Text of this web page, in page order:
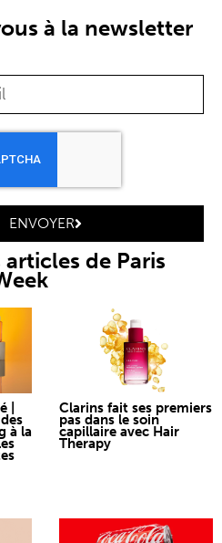
à la newsletter
ENVOYER
articles de Paris
|
à la
Clarins fait ses premiers
pas dans le soin
capillaire avec Hair
Therapy